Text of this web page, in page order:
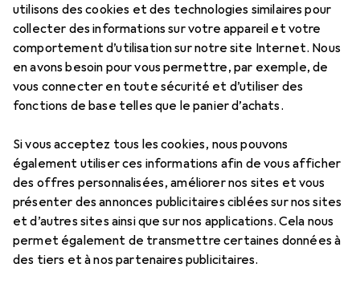
utilisons des cookies et des technologies similaires pour
collecter des informations sur votre appareil et votre
comportement d’utilisation sur notre site Internet. Nous
en avons besoin pour vous permettre, par exemple, de
vous connecter en toute sécurité et d’utiliser des
fonctions de base telles que le panier d’achats.
Si vous acceptez tous les cookies, nous pouvons
également utiliser ces informations afin de vous afficher
des offres personnalisées, améliorer nos sites et vous
présenter des annonces publicitaires ciblées sur nos sites
et d’autres sites ainsi que sur nos applications. Cela nous
permet également de transmettre certaines données à
des tiers et à nos partenaires publicitaires.
DécouvrirForum
Nouveautés + tendances